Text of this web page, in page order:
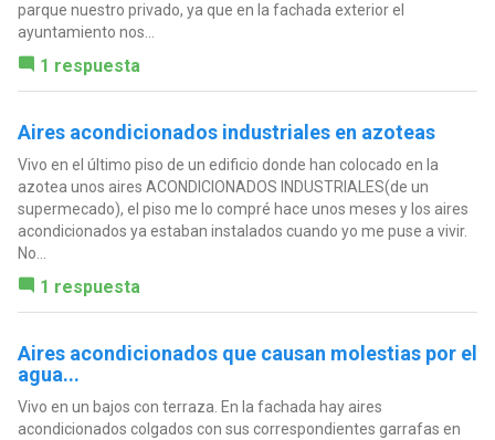
parque nuestro privado, ya que en la fachada exterior el
ayuntamiento nos...
1 respuesta
Aires acondicionados industriales en azoteas
Vivo en el último piso de un edificio donde han colocado en la
azotea unos aires ACONDICIONADOS INDUSTRIALES(de un
supermecado), el piso me lo compré hace unos meses y los aires
acondicionados ya estaban instalados cuando yo me puse a vivir.
No...
1 respuesta
Aires acondicionados que causan molestias por el
agua...
Vivo en un bajos con terraza. En la fachada hay aires
acondicionados colgados con sus correspondientes garrafas en